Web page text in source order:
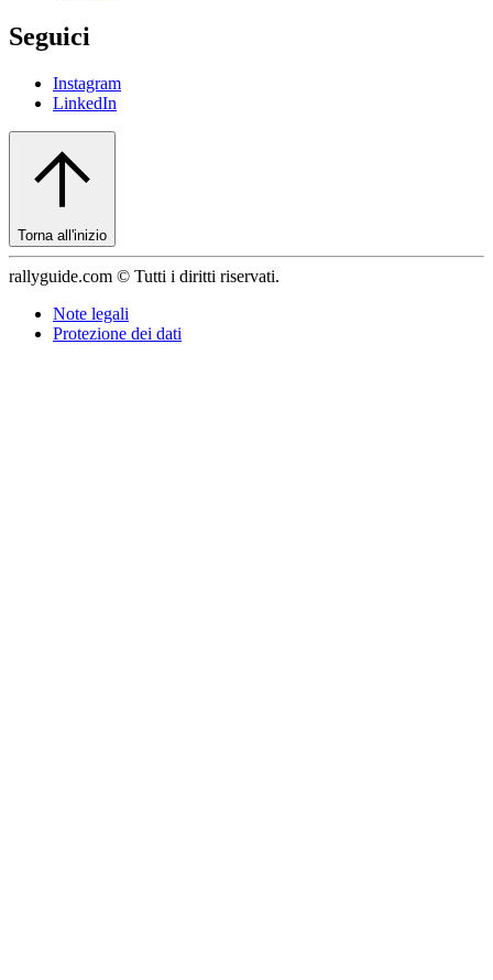
Seguici
Instagram
LinkedIn
Torna all'inizio
rallyguide.com © Tutti i diritti riservati.
Note legali
Protezione dei dati